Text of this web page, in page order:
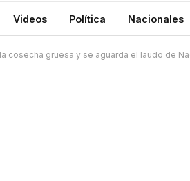
Videos Política Nacionales
cosecha gruesa y se aguarda el laudo de